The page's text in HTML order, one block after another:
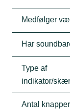
Medfølger
Har
Type af
indikator/
Antal